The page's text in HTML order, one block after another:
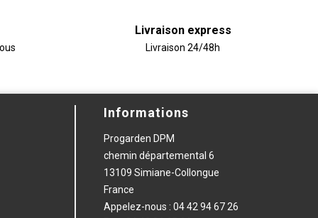
Livraison express
Livraison 24/48h
Informations
Progarden DPM
chemin départemental 6
13109 Simiane-Collongue
France
Appelez-nous : 04 42 94 67 26